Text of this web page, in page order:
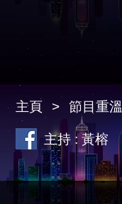
主頁 節目重溫
主持 : 黃榕